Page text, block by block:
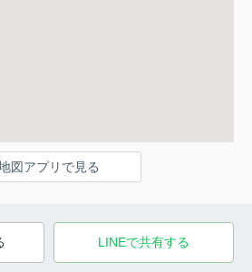
図アプリで見る
LINEで共有する